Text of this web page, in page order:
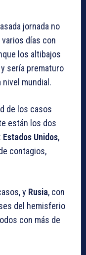
jornada no
varios días con
los altibajos
sería prematuro
nivel mundial.
de los casos
están los dos
Estados Unidos,
contagios,
y Rusia, con
del hemisferio
con más de